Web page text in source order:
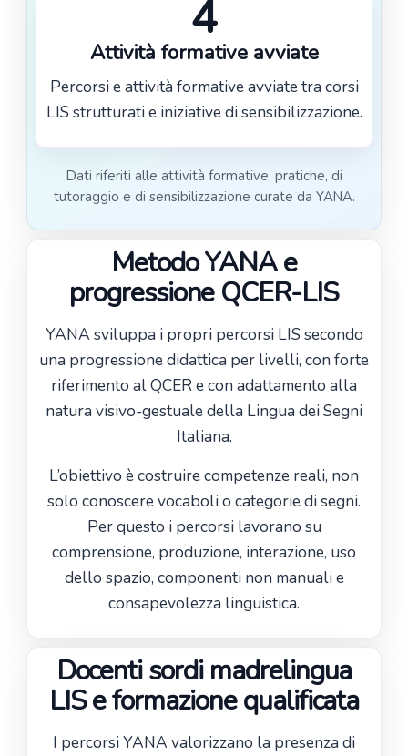
4
Attività formative avviate
Percorsi e attività formative avviate tra corsi
LIS strutturati e iniziative di sensibilizzazione.
Dati riferiti alle attività formative, pratiche, di
tutoraggio e di sensibilizzazione curate da YANA.
Metodo YANA e
progressione QCER-LIS
YANA sviluppa i propri percorsi LIS secondo
una progressione didattica per livelli, con forte
riferimento al QCER e con adattamento alla
natura visivo-gestuale della Lingua dei Segni
Italiana.
L’obiettivo è costruire competenze reali, non
solo conoscere vocaboli o categorie di segni.
Per questo i percorsi lavorano su
comprensione, produzione, interazione, uso
dello spazio, componenti non manuali e
consapevolezza linguistica.
Docenti sordi madrelingua
LIS e formazione qualificata
I percorsi YANA valorizzano la presenza di